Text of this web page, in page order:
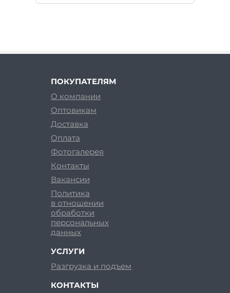
ПОКУПАТЕЛЯМ
О компании
Оптовикам
Доставка
Оплата
Фотогалерея
Контакты
Вакансии
Политика
в отношении
обработки
персональных
данных
УСЛУГИ
Разгрузка и подъем
КОНТАКТЫ